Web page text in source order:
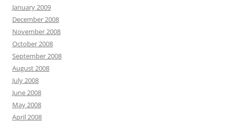
January 2009
December 2008
November 2008
October 2008
September 2008
August 2008
July 2008
June 2008
May 2008
April 2008